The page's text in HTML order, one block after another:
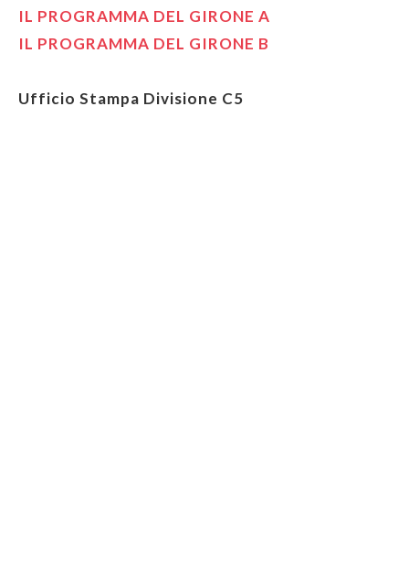
IL PROGRAMMA DEL GIRONE A
IL PROGRAMMA DEL GIRONE B
Ufficio Stampa Divisione C5